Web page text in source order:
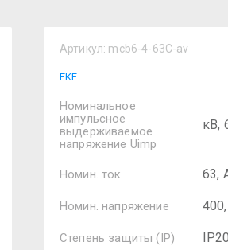
Артикул: mcb6-4-63C-av
EKF
Номинальное
импульсное
выдерживаемое
напряжение Uimp
кВ,
Номин. ток 63,
Номин. напряжение
Степень защиты (IP) IP20